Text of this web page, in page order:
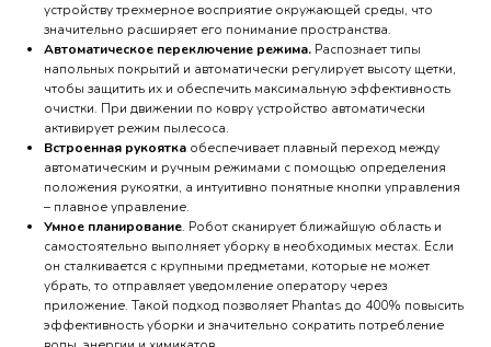
устройству трехмерное восприятие окружающей среды, что
значительно расширяет его понимание пространства.
Автоматическое переключение режима. Распознает типы
напольных покрытий и автоматически регулирует высоту щетки,
чтобы защитить их и обеспечить максимальную эффективность
очистки. При движении по ковру устройство автоматически
активирует режим пылесоса.
Встроенная рукоятка обеспечивает плавный переход между
автоматическим и ручным режимами с помощью определения
положения рукоятки, а интуитивно понятные кнопки управления
– плавное управление.
Умное планирование. Робот сканирует ближайшую область и
самостоятельно выполняет уборку в необходимых местах. Если
он сталкивается с крупными предметами, которые не может
убрать, то отправляет уведомление оператору через
приложение. Такой подход позволяет Phantas до 400% повысить
эффективность уборки и значительно сократить потребление